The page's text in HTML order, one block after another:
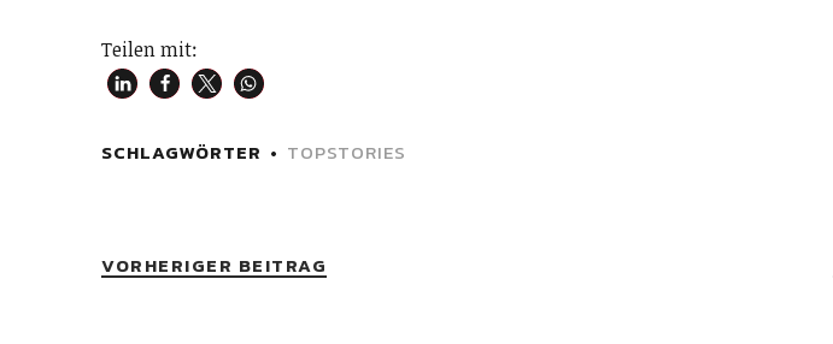
Teilen mit:
SCHLAGWÖRTER TOPSTORIES
VORHERIGER BEITRAG